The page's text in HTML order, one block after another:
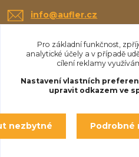
info@aufler.cz
© Aufler
Pro základní funkčnost,
analytické účely a v případě
cílení reklamy
Nastavení vlastních
upravit odkazem ve
nezbytné Podrobné